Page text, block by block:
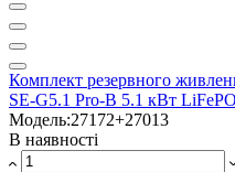
Комплект резервного
SE-G5.1 Pro-B 5.1 кВт
Модель:27172+27013
В наявності